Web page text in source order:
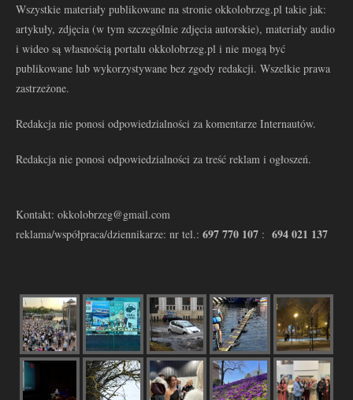
Wszystkie materiały publikowane na stronie okkolobrzeg.pl takie jak:
artykuły, zdjęcia (w tym szczególnie zdjęcia autorskie), materiały audio
i wideo są własnością portalu okkolobrzeg.pl i nie mogą być
publikowane lub wykorzystywane bez zgody redakcji. Wszelkie prawa
zastrzeżone.
Redakcja nie ponosi odpowiedzialności za komentarze Internautów.
Redakcja nie ponosi odpowiedzialności za treść reklam i ogłoszeń.
Kontakt: okkolobrzeg@gmail.com
reklama/współpraca/dziennikarze: nr tel.: 697 770 107 : 694 021 137